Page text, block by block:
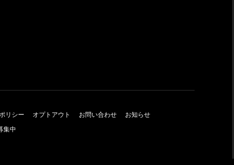
リシー オプトアウト お問い合わせ
お知らせ
集中